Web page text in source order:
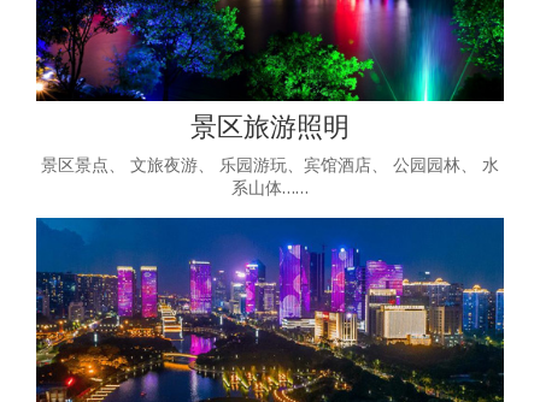
景区旅游照明
景区景点、 文旅夜游、 乐园游玩、宾馆酒店、 公园园林、 水
系山体……